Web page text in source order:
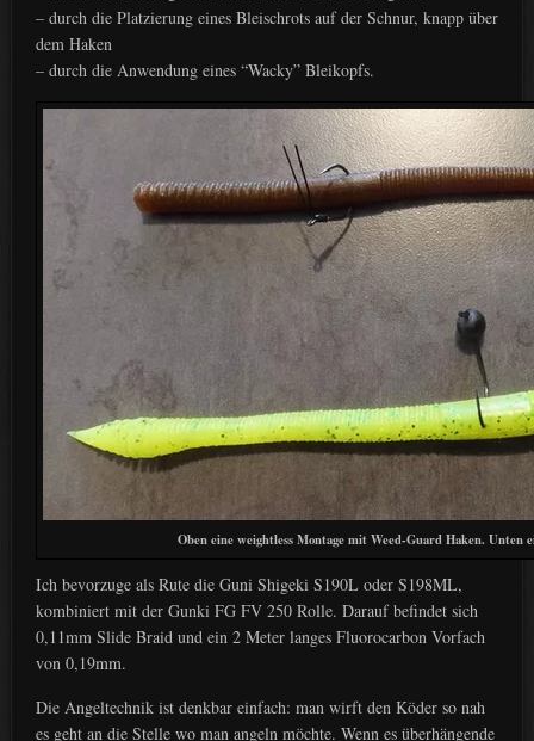
– durch die Platzierung eines Bleischrots auf der Schnur, knapp über
dem Haken
– durch die Anwendung eines “Wacky” Bleikopfs.
Oben eine weightless Montage mit Weed-Guard Haken. Unten
Ich bevorzuge als Rute die Guni Shigeki S190L oder S198ML,
kombiniert mit der Gunki FG FV 250 Rolle. Darauf befindet sich
0,11mm Slide Braid und ein 2 Meter langes Fluorocarbon Vorfach
von 0,19mm.
Die Angeltechnik ist denkbar einfach: man wirft den Köder so nah
es geht an die Stelle wo man angeln möchte. Wenn es überhängende